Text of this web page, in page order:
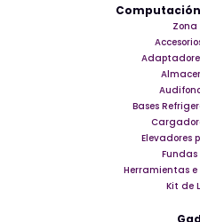
Zona
Bases
Elevadores
Fundas
Herramientas e
Kit de